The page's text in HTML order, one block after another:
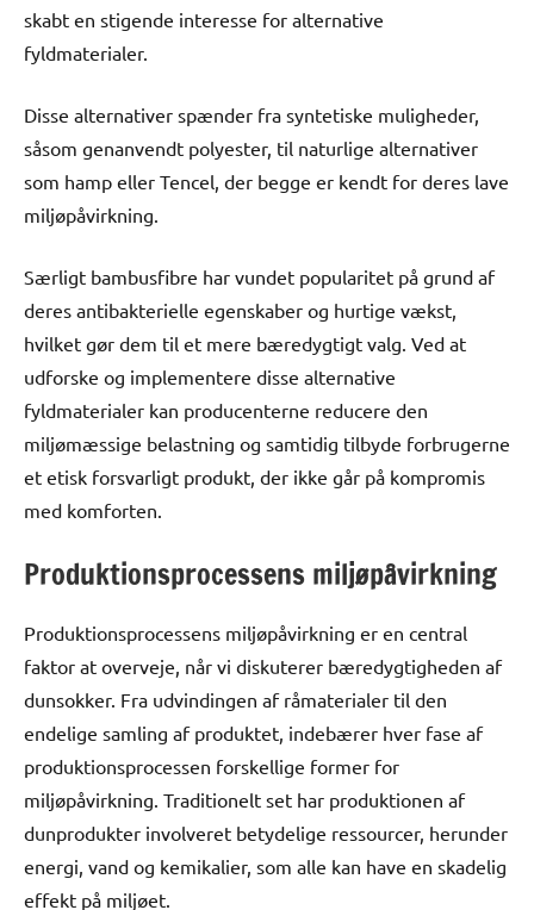
skabt en stigende interesse for alternative
fyldmaterialer.
Disse alternativer spænder fra syntetiske muligheder,
såsom genanvendt polyester, til naturlige alternativer
som hamp eller Tencel, der begge er kendt for deres lave
miljøpåvirkning.
Særligt bambusfibre har vundet popularitet på grund af
deres antibakterielle egenskaber og hurtige vækst,
hvilket gør dem til et mere bæredygtigt valg. Ved at
udforske og implementere disse alternative
fyldmaterialer kan producenterne reducere den
miljømæssige belastning og samtidig tilbyde forbrugerne
et etisk forsvarligt produkt, der ikke går på kompromis
med komforten.
Produktionsprocessens miljøpåvirkning
Produktionsprocessens miljøpåvirkning er en central
faktor at overveje, når vi diskuterer bæredygtigheden af
dunsokker. Fra udvindingen af råmaterialer til den
endelige samling af produktet, indebærer hver fase af
produktionsprocessen forskellige former for
miljøpåvirkning. Traditionelt set har produktionen af
dunprodukter involveret betydelige ressourcer, herunder
energi, vand og kemikalier, som alle kan have en skadelig
effekt på miljøet.